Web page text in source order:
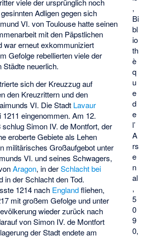
,
Bi
bl
io
th
è
q
u
e
d
e
l’
A
rs
e
n
al
,
5
0
9
0,
viele der ursprünglich noch
Adligen gegen sich
VI. von Toulouse hatte seinen
mit den Päpstlichen
war erneut exkommuniziert
Gefolge rebellierten viele der
Städte neuerlich.
sich der Kreuzzug auf
den Kreuzrittern und den
VI. Die Stadt Lavaur
eingenommen. Am 12.
Simon IV. de Montfort, der
eroberte Gebiete als Lehen
militärisches Großaufgebot unter
VI. und seines Schwagers,
Aragon, in derSchlacht bei
in der Schlacht den Tod.
1214 nach Englandfliehen,
mit großem Gefolge und unter
wieder zurück nach
von Simon IV. de Montfort
der Stadt endete am